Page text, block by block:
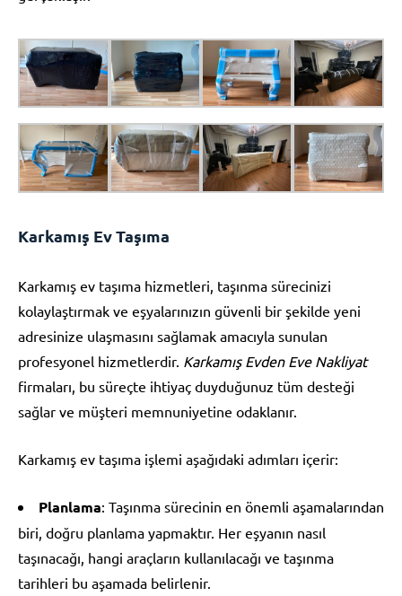
Karkamış Ev Taşıma
Karkamış ev taşıma hizmetleri, taşınma sürecinizi
kolaylaştırmak ve eşyalarınızın güvenli bir şekilde yeni
adresinize ulaşmasını sağlamak amacıyla sunulan
profesyonel hizmetlerdir. Karkamış Evden Eve Nakliyat
firmaları, bu süreçte ihtiyaç duyduğunuz tüm desteği
sağlar ve müşteri memnuniyetine odaklanır.
Karkamış ev taşıma işlemi aşağıdaki adımları içerir:
Planlama: Taşınma sürecinin en önemli aşamalarından
biri, doğru planlama yapmaktır. Her eşyanın nasıl
taşınacağı, hangi araçların kullanılacağı ve taşınma
tarihleri bu aşamada belirlenir.